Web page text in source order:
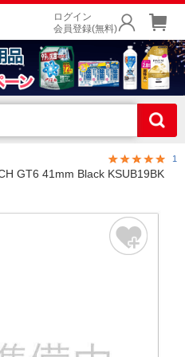
ログイン
会員登録(無料)
1
GT6 41mm Black KSUB19BK